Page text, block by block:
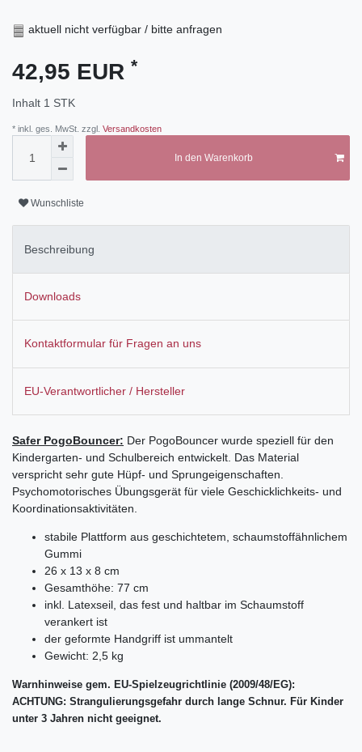
aktuell nicht verfügbar / bitte anfragen
42,95 EUR *
Inhalt 1 STK
* inkl. ges. MwSt. zzgl. Versandkosten
In den Warenkorb
Wunschliste
Beschreibung
Downloads
Kontaktformular für Fragen an uns
EU-Verantwortlicher / Hersteller
Safer PogoBouncer: Der PogoBouncer wurde speziell für den
Kindergarten- und Schulbereich entwickelt. Das Material
verspricht sehr gute Hüpf- und Sprungeigenschaften.
Psychomotorisches Übungsgerät für viele Geschicklichkeits- und
Koordinationsaktivitäten.
stabile Plattform aus geschichtetem, schaumstoffähnlichem
Gummi
26 x 13 x 8 cm
Gesamthöhe: 77 cm
inkl. Latexseil, das fest und haltbar im Schaumstoff
verankert ist
der geformte Handgriff ist ummantelt
Gewicht: 2,5 kg
Warnhinweise gem. EU-Spielzeugrichtlinie (2009/48/EG):
ACHTUNG: Strangulierungsgefahr durch lange Schnur. Für Kinder
unter 3 Jahren nicht geeignet.